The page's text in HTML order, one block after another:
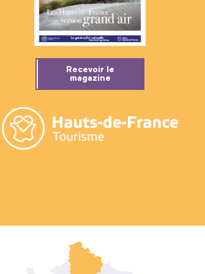
Recevoir le
magazine